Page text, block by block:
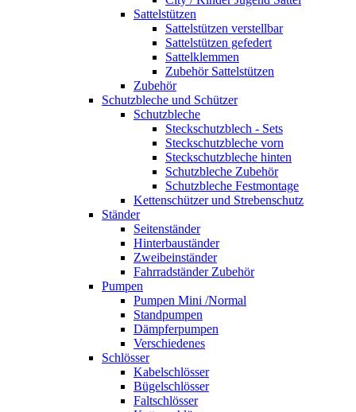
Sattelstützen
Sattelstützen verstellbar
Sattelstützen gefedert
Sattelklemmen
Zubehör Sattelstützen
Zubehör
Schutzbleche und Schützer
Schutzbleche
Steckschutzblech - Sets
Steckschutzbleche vorn
Steckschutzbleche hinten
Schutzbleche Zubehör
Schutzbleche Festmontage
Kettenschützer und Strebenschutz
Ständer
Seitenständer
Hinterbauständer
Zweibeinständer
Fahrradständer Zubehör
Pumpen
Pumpen Mini /Normal
Standpumpen
Dämpferpumpen
Verschiedenes
Schlösser
Kabelschlösser
Bügelschlösser
Faltschlösser